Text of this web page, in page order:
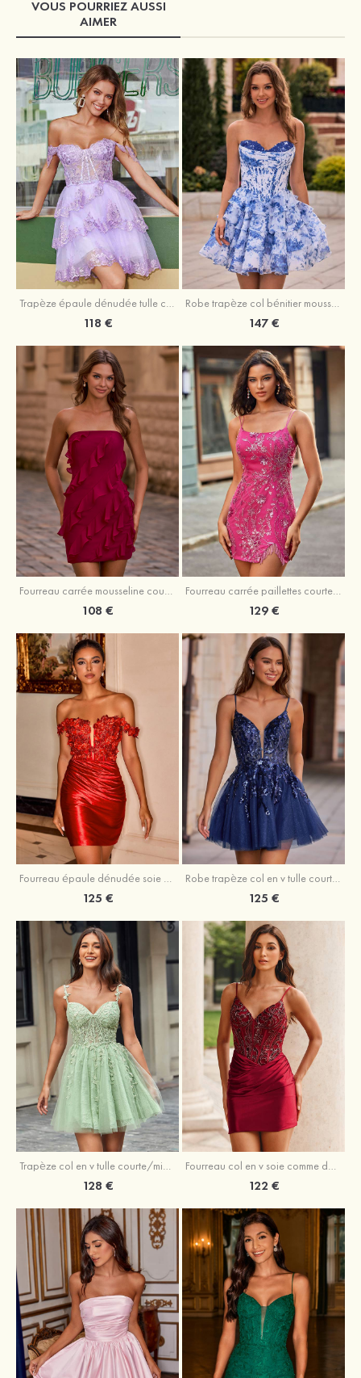
VOUS POURRIEZ AUSSI
AIMER
Trapèze épaule dénudée tulle courte/mini robe de fête de la rentrée avec paillettes
118 €
Robe trapèze col bénitier mousseline courte/mini robe de fête de la rentrée avec appliqué
147 €
Fourreau carrée mousseline courte/mini robe de fête de la rentré avec volants
108 €
Fourreau carrée paillettes courte/mini robe de fête de la rentrée
129 €
Fourreau épaule dénudée soie comme du satin courte/mini robe de fête de la rentrée
125 €
Robe trapèze col en v tulle courte/mini robe de fête de la rentrée avec poches paillettes
125 €
Trapèze col en v tulle courte/mini robe de fête de la rentrée avec perles
128 €
Fourreau col en v soie comme du satin courte/mini robe de fête de la rentrée avec paillettes
122 €